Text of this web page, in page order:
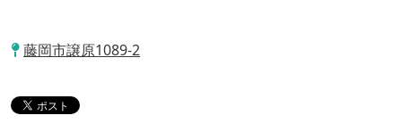
藤岡市譲原1089-2